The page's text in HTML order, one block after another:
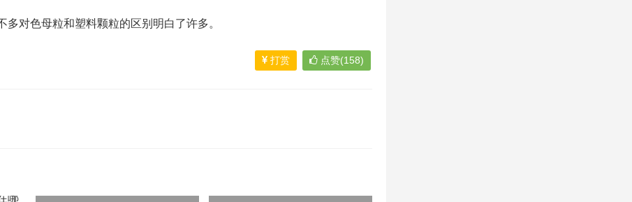
多对色母粒和塑料颗粒的区别明白了许多。
打赏 点赞(158)